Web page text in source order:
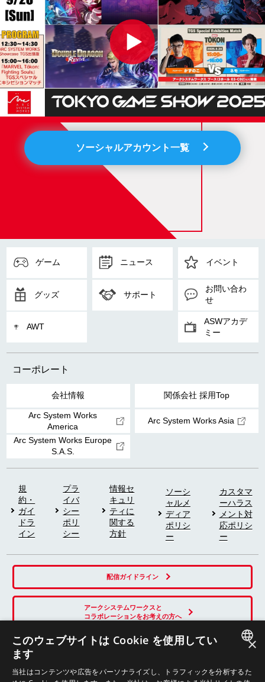
ソーシャルアカウント一覧
ゲーム ニュース イベント
グッズ サポート
お問い合わ
せ
AWT
ASWアカデ
ミー
コーポレート
会社情報 関係会社 採用Top
Arc System Works
America
Arc System Works Asia
Arc System Works Europe
S.A.S.
規
約・
ガイ
ドラ
イン
プラ
イバ
シー
ポリ
シー
情報セ
キュリ
ティに
関する
方針
ソーシ
ャルメ
ディア
ポリシ
ー
カスタマ
ーハラス
メント対
応ポリシ
ー
配信ガイドライン
アークシステムワークスと
コラボレーションをお考えの方へ
SNS
×
このウェブサイトは Cookie を使用してい
ます
当社はコンテンツや広告をパーソナライズし、トラフィックを分析するた